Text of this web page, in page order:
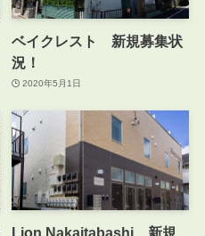
ベイクレスト 新規募集状
況！
2020年5月1日
Lion Nakaitabashi 新規